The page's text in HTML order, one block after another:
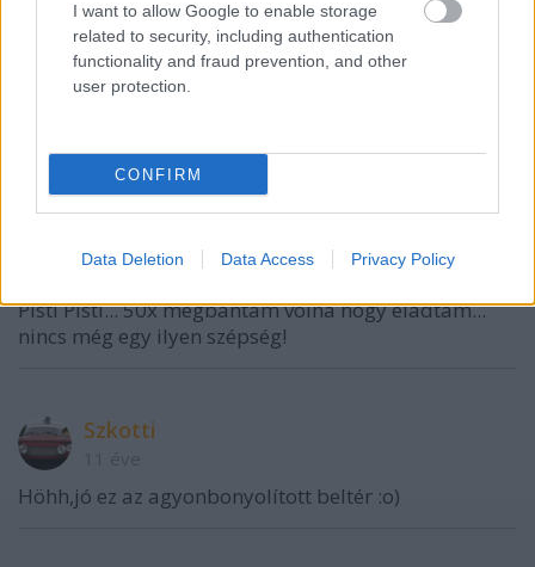
I want to allow Google to enable storage
related to security, including authentication
functionality and fraud prevention, and other
user protection.
CONFIRM
Data Deletion Data Access Privacy Policy
prokee
11 éve
@Elismert író:
Ún. vicc volt.
11 éve
Pisti Pisti... 50x megbántam volna hogy eladtam...
nincs még egy ilyen szépség!
Szkotti
Höhh,jó ez az agyonbonyolított beltér :o)